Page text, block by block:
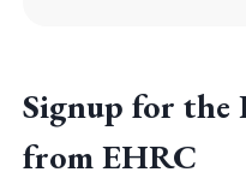
Signup for the
from EHRC